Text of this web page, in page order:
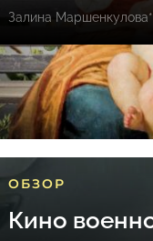
Залина Маршенкулова*
ОБЗОР
Кино